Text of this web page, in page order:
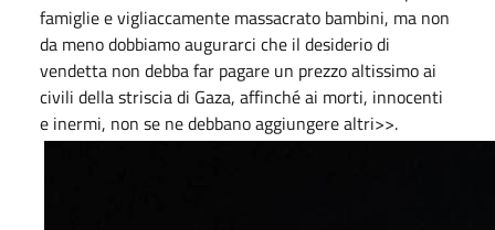
famiglie e vigliaccamente massacrato bambini, ma non
da meno dobbiamo augurarci che il desiderio di
vendetta non debba far pagare un prezzo altissimo ai
civili della striscia di Gaza, affinché ai morti, innocenti
e inermi, non se ne debbano aggiungere altri>>.